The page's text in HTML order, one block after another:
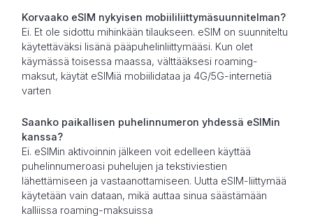
Korvaako eSIM nykyisen mobiililiittymäsuunnitelman?
Ei. Et ole sidottu mihinkään tilaukseen. eSIM on suunniteltu
käytettäväksi lisänä pääpuhelinliittymääsi. Kun olet
käymässä toisessa maassa, välttääksesi roaming-
maksut, käytät eSIMiä mobiilidataa ja 4G/5G-internetiä
varten
Saanko paikallisen puhelinnumeron yhdessä eSIMin
kanssa?
Ei. eSIMin aktivoinnin jälkeen voit edelleen käyttää
puhelinnumeroasi puhelujen ja tekstiviestien
lähettämiseen ja vastaanottamiseen. Uutta eSIM-liittymää
käytetään vain dataan, mikä auttaa sinua säästämään
kalliissa roaming-maksuissa